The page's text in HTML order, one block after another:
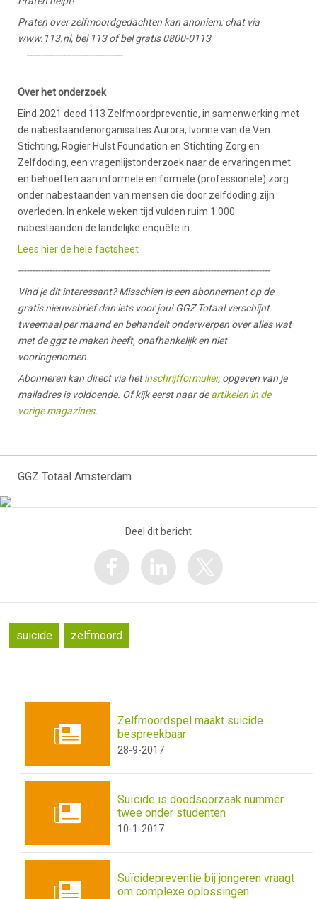
Praten over zelfmoordgedachten kan anoniem: chat via
www.113.nl, bel 113 of bel gratis 0800-0113
----------------------------------
Over het onderzoek
Eind 2021 deed 113 Zelfmoordpreventie, in samenwerking met
de nabestaandenorganisaties Aurora, Ivonne van de Ven
Stichting, Rogier Hulst Foundation en Stichting Zorg en
Zelfdoding, een vragenlijstonderzoek naar de ervaringen met
en behoeften aan informele en formele (professionele) zorg
onder nabestaanden van mensen die door zelfdoding zijn
overleden. In enkele weken tijd vulden ruim 1.000
nabestaanden de landelijke enquête in.
Lees hier de hele factsheet
-----------------------------------------------------------------------------------------
Vind je dit interessant? Misschien is een abonnement op de
gratis nieuwsbrief dan iets voor jou! GGZ Totaal verschijnt
tweemaal per maand en behandelt onderwerpen over alles wat
met de ggz te maken heeft, onafhankelijk en niet
vooringenomen.
Abonneren kan direct via hetinschrijfformulier, opgeven van je
mailadres is voldoende. Of kijk eerst naar deartikelen in de
vorige magazines.
GGZ Totaal Amsterdam
Deel dit bericht
suicide zelfmoord
Zelfmoordspel maakt suicide
bespreekbaar
28-9-2017
Suïcide is doodsoorzaak nummer
twee onder studenten
10-1-2017
Suïcidepreventie bij jongeren vraagt
om complexe oplossingen